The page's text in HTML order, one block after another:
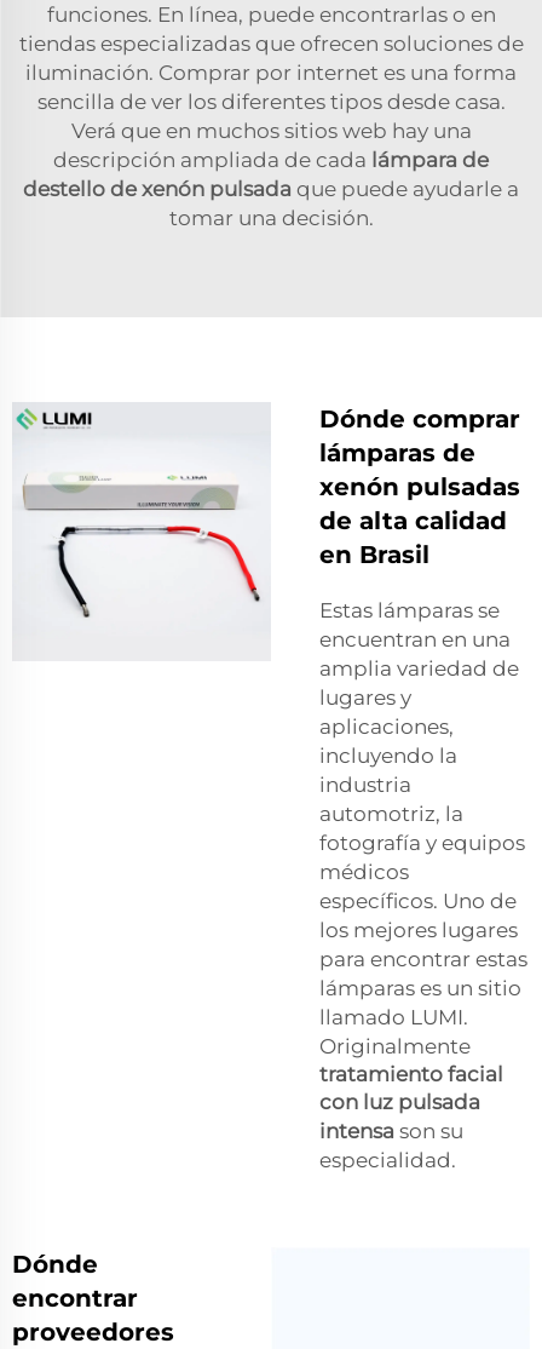
funciones. En línea, puede encontrarlas o en
tiendas especializadas que ofrecen soluciones de
iluminación. Comprar por internet es una forma
sencilla de ver los diferentes tipos desde casa.
Verá que en muchos sitios web hay una
descripción ampliada de cada lámpara de
destello de xenón pulsada que puede ayudarle a
tomar una decisión.
Dónde comprar
lámparas de
xenón pulsadas
de alta calidad
en Brasil
Estas lámparas se
encuentran en una
amplia variedad de
lugares y
aplicaciones,
incluyendo la
industria
automotriz, la
fotografía y equipos
médicos
específicos. Uno de
los mejores lugares
para encontrar estas
lámparas es un sitio
llamado LUMI.
Originalmente
tratamiento facial
con luz pulsada
intensa son su
especialidad.
Dónde
encontrar
proveedores